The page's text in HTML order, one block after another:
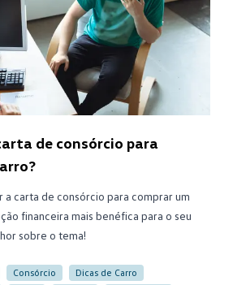
de consórcio para
a carta de consórcio para comprar um
financeira mais benéfica para o seu
sobre o tema!
Consórcio
Dicas de Carro